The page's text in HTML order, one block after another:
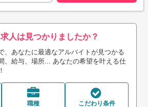
人は見つかりましたか？
、あなたに最適なアルバイトが見つかる
、給与、場所... あなたの希望を叶える仕
職種
こだわり条件